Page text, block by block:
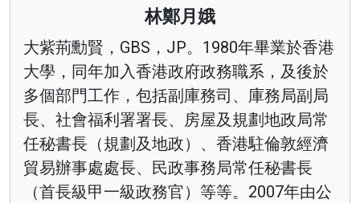
林鄭月娥
大紫荊勳賢，GBS，JP。1980年畢業於香港
大學，同年加入香港政府政務職系，及後於
多個部門工作，包括副庫務司、庫務局副局
長、社會福利署署長、房屋及規劃地政局常
任秘書長（規劃及地政）、香港駐倫敦經濟
貿易辦事處處長、民政事務局常任秘書長
（首長級甲一級政務官）等等。2007年由公